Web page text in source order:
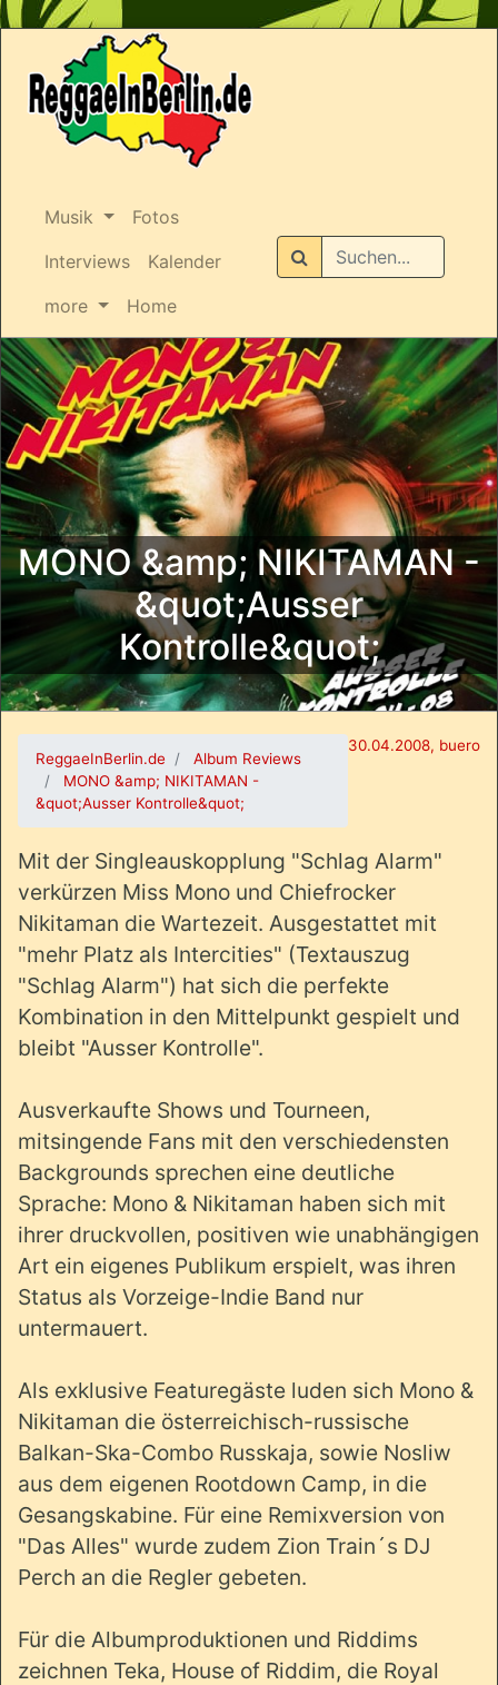
Musik
Fotos
Interviews
Kalender
more
Home
Suchen
MONO &amp; NIKITAMAN -
&quot;Ausser
Kontrolle&quot;
30.04.2008, buero
ReggaeInBerlin.de
Album Reviews
MONO &amp; NIKITAMAN -
&quot;Ausser Kontrolle&quot;
Mit der Singleauskopplung "Schlag Alarm"
verkürzen Miss Mono und Chiefrocker
Nikitaman die Wartezeit. Ausgestattet mit
"mehr Platz als Intercities" (Textauszug
"Schlag Alarm") hat sich die perfekte
Kombination in den Mittelpunkt gespielt und
bleibt "Ausser Kontrolle".
Ausverkaufte Shows und Tourneen,
mitsingende Fans mit den verschiedensten
Backgrounds sprechen eine deutliche
Sprache: Mono & Nikitaman haben sich mit
ihrer druckvollen, positiven wie unabhängigen
Art ein eigenes Publikum erspielt, was ihren
Status als Vorzeige-Indie Band nur
untermauert.
Als exklusive Featuregäste luden sich Mono &
Nikitaman die österreichisch-russische
Balkan-Ska-Combo Russkaja, sowie Nosliw
aus dem eigenen Rootdown Camp, in die
Gesangskabine. Für eine Remixversion von
"Das Alles" wurde zudem Zion Train´s DJ
Perch an die Regler gebeten.
Für die Albumproduktionen und Riddims
zeichnen Teka, House of Riddim, die Royal